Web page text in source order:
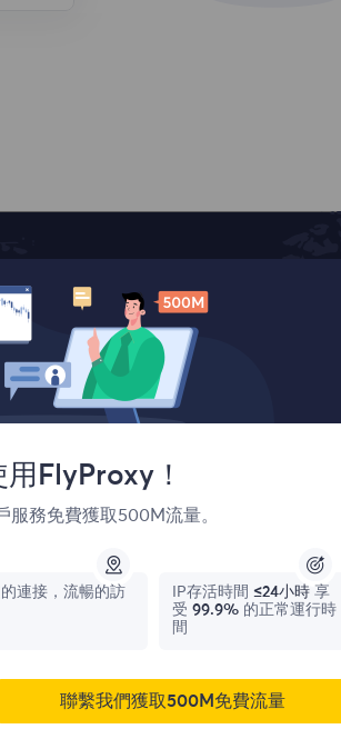
蓋全球
Canada
FlyProxy！
服務免費獲取500M流量。
連接，流暢的訪
IP存活時間 ≤24小時 享
受 99.9% 的正常運行時
間
聯繫我們獲取500M免費流量